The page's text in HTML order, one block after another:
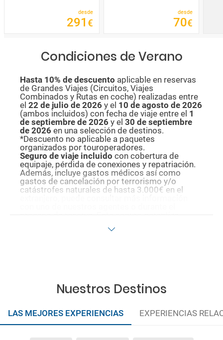
desde
291 €
desde
70€
Condiciones de Verano
Hasta 10% de descuento aplicable en reservas
de Grandes Viajes (Circuitos, Viajes
Combinados y Rutas en coche) realizadas entre
el 22 de julio de 2026 y el 10 de agosto de 2026
(ambos incluidos) con fecha de viaje entre el 1
de septiembre de 2026 y el 30 de septiembre
de 2026 en una selección de destinos.
*Descuento no aplicable a paquetes
organizados por touroperadores.
Seguro de viaje incluido con cobertura de
equipaje, pérdida de conexiones y repatriación.
Además, incluye gastos médicos así como
gastos de cancelación por terrorismo y/o
catástrofes naturales de hasta 3.000€ en el
si quiere reforzar esta asistencia tiene que
Quedan excluidos los productos de terceros de
esta promoción.Nuestros Destinos
LAS MEJORES EXPERIENCIAS EXPERIENCIAS